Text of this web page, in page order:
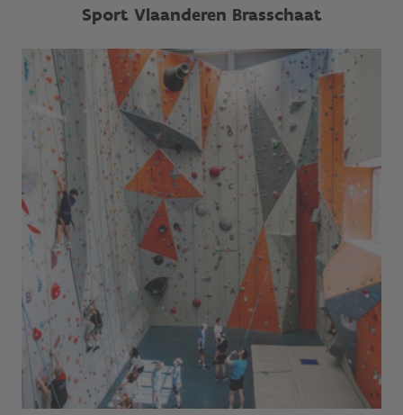
Sport Vlaanderen Brasschaat